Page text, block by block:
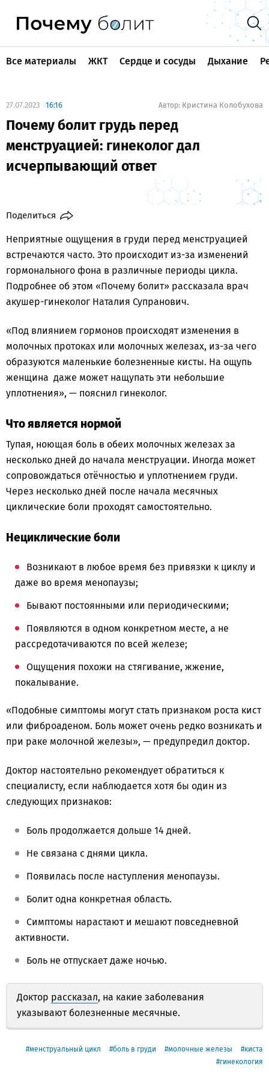
Все материалы ЖКТ Сердце и сосуды Дыхание
27.07.2023 16:16 Автор: Кристина Колобухова
Почему болит грудь перед
менструацией: гинеколог дал
исчерпывающий ответ
Поделиться
Неприятные ощущения в груди перед менструацией
встречаются часто. Это происходит из-за изменений
гормонального фона в различные периоды цикла.
Подробнее об этом «Почему болит» рассказала врач
акушер-гинеколог Наталия Супранович.
«Под влиянием гормонов происходят изменения в
молочных протоках или молочных железах, из-за чего
образуются маленькие болезненные кисты. На ощупь
женщина даже может нащупать эти небольшие
уплотнения», — пояснил гинеколог.
Что является нормой
Тупая, ноющая боль в обеих молочных железах за
несколько дней до начала менструации. Иногда может
сопровождаться отёчностью и уплотнением груди.
Через несколько дней после начала месячных
циклические боли проходят самостоятельно.
Нециклические боли
Возникают в любое время без привязки к циклу и
даже во время менопаузы;
Бывают постоянными или периодическими;
Появляются в одном конкретном месте, а не
рассредотачиваются по всей железе;
Ощущения похожи на стягивание, жжение,
покалывание.
«Подобные симптомы могут стать признаком роста кист
или фиброаденом. Боль может очень редко возникать и
при раке молочной железы», — предупредил доктор.
Доктор настоятельно рекомендует обратиться к
специалисту, если наблюдается хотя бы один из
следующих признаков:
Боль продолжается дольше 14 дней.
Не связана с днями цикла.
Появилась после наступления менопаузы.
Болит одна конкретная область.
Симптомы нарастают и мешают повседневной
активности.
Боль не отпускает даже ночью.
Доктор рассказал, на какие заболевания
указывают болезненные месячные.
менструальный цикл боль в груди молочные железы
киста
гинекология